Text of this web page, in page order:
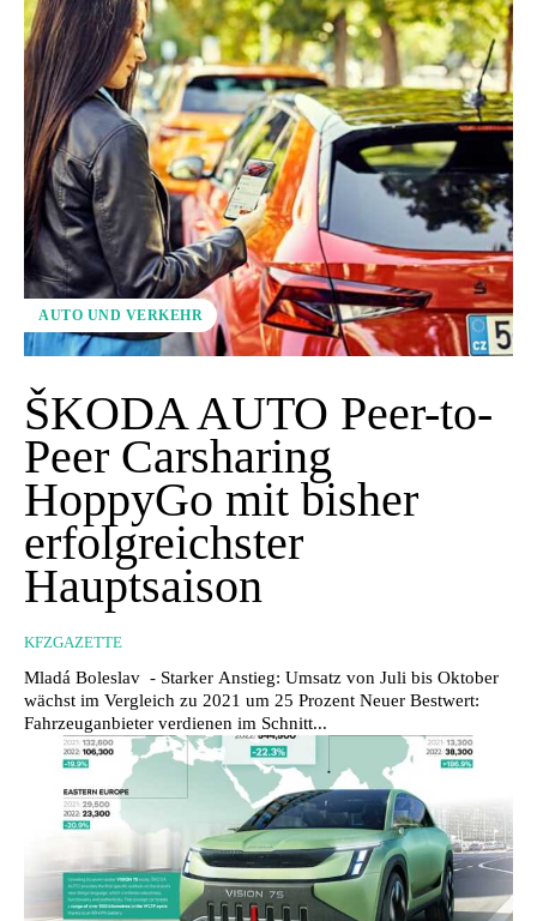
AUTO UND VERKEHR
ŠKODA AUTO Peer-to-
Peer Carsharing
HoppyGo mit bisher
erfolgreichster
Hauptsaison
KFZGAZETTE
Mladá Boleslav - Starker Anstieg: Umsatz von Juli bis Oktober
wächst im Vergleich zu 2021 um 25 Prozent Neuer Bestwert:
Fahrzeuganbieter verdienen im Schnitt...